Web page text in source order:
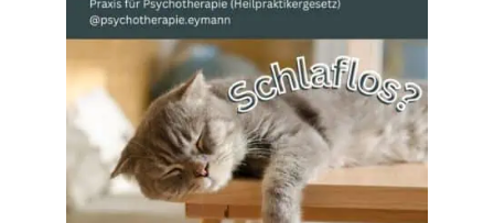
Zurück zum
erholsamen Schlaf:
Wege aus der
Schlaflosigkeit